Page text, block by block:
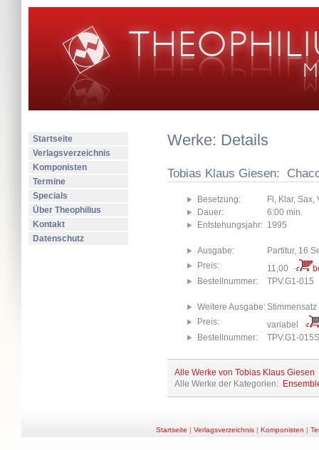
Startseite
Verlagsverzeichnis
Komponisten
Termine
Specials
Über Theophilius
Kontakt
Datenschutz
Werke: Details
Tobias Klaus Giesen:
Besetzung:
Fl, Klar, Sax,
Dauer:
6:00 min.
Entstehungsjahr: 1995
Ausgabe:
Partitur, 16
Preis:
11,00
Bestellnummer:
TPV.G1-015
Weitere Ausgabe:Stimmensatz
Preis:
variabel
Bestellnummer:
TPV.G1-015S
Alle Werke von Tobias Klaus Giesen
Alle Werke der Kategorien:
Startseite | Verlagsverzeichnis| Komponisten |